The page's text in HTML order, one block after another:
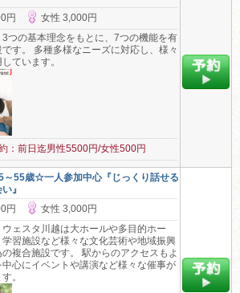
円
女性 3,000円
つの基本理念をもとに、7つの機能を有
です。 多種多様なニーズに対応し、様々
ています。
：前日迄男性5500円/女性500円
～55歳☆一人参加中心『じっくり話せる
』
円
女性 3,000円
ェスタ川越は大ホールや多目的ホー
学習施設など様々な文化芸術や地域振興
複合施設です。 駅からのアクセスもよ
中心にイベントや講演など様々な催事が
。